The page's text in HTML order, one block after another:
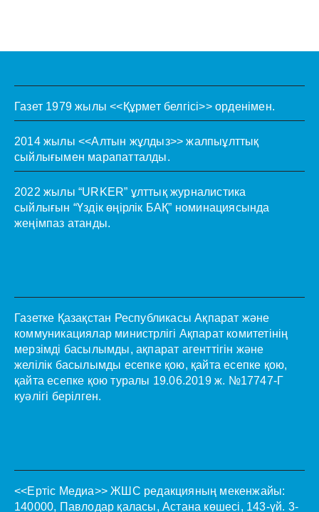
Газет 1979 жылы <<Құрмет белгісі>> орденімен.
2014 жылы <<Алтын жұлдыз>> жалпыұлттық
сыйлығымен марапатталды.
2022 жылы “URKER” ұлттық журналистика
сыйлығын “Үздік өңірлік БАҚ” номинациясында
жеңімпаз атанды.
Газетке Қазақстан Республикасы Ақпарат және
коммуникациялар министрлігі Ақпарат комитетінің
мерзімді басылымды, ақпарат агенттігін және
желілік басылымды есепке қою, қайта есепке қою,
қайта есепке қою туралы 19.06.2019 ж. №17747-Г
куәлігі берілген.
<<Ертіс Медиа>> ЖШС редакцияның мекенжайы:
140000, Павлодар қаласы, Астана көшесі, 143-үй. 3-